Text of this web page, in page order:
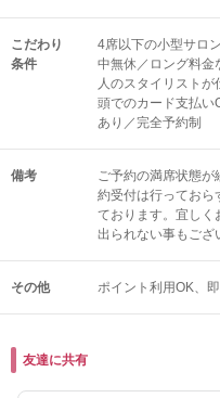
こだわり
条件
4席以下の小型サロ
中無休／ロング料金
人のスタイリスト
頭でのカード支払い
あり／完全予約制
備考
ご予約の満席状態
約受付は行っておら
ております。宜しく
出られない事もござ
その他 ポイント利用OK
友達に共有